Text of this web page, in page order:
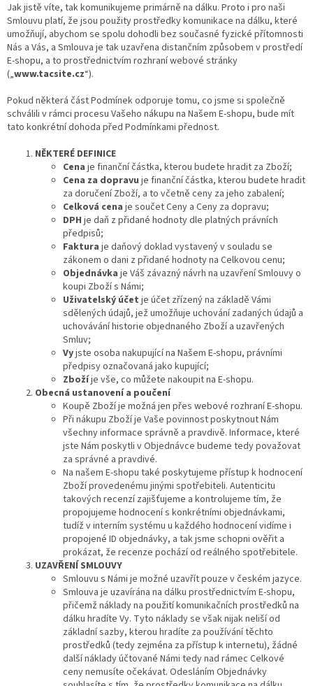
Jak jistě víte, tak komunikujeme primárně na dálku. Proto i pro naši
Smlouvu platí, že jsou použity prostředky komunikace na dálku, které
umožňují, abychom se spolu dohodli bez současné fyzické přítomnosti
Nás a Vás, a Smlouva je tak uzavřena distančním způsobem v prostředí
E-shopu, a to prostřednictvím rozhraní webové stránky
(„www.tacsite.cz“).
Pokud některá část Podmínek odporuje tomu, co jsme si společně
schválili v rámci procesu Vašeho nákupu na Našem E-shopu, bude mít
tato konkrétní dohoda před Podmínkami přednost.
NĚKTERÉ DEFINICE
Cena je finanční částka, kterou budete hradit za Zboží;
Cena za dopravu je finanční částka, kterou budete hradit
za doručení Zboží, a to včetně ceny za jeho zabalení;
Celková cena je součet Ceny a Ceny za dopravu;
DPH je daň z přidané hodnoty dle platných právních
předpisů;
Faktura je daňový doklad vystavený v souladu se
zákonem o dani z přidané hodnoty na Celkovou cenu;
Objednávka je Váš závazný návrh na uzavření Smlouvy o
koupi Zboží s Námi;
Uživatelský účet je účet zřízený na základě Vámi
sdělených údajů, jež umožňuje uchování zadaných údajů a
uchovávání historie objednaného Zboží a uzavřených
Smluv;
Vyjste osoba nakupující na Našem E-shopu, právními
předpisy označovaná jako kupující;
Zbožíje vše, co můžete nakoupit na E-shopu.
Obecná ustanovení a poučení
Koupě Zboží je možná jen přes webové rozhraní E-shopu.
Při nákupu Zboží je Vaše povinnost poskytnout Nám
všechny informace správně a pravdivě. Informace, které
jste Nám poskytli v Objednávce budeme tedy považovat
za správné a pravdivé.
Na našem E-shopu také poskytujeme přístup k hodnocení
Zboží provedenému jinými spotřebiteli. Autenticitu
takových recenzí zajišťujeme a kontrolujeme tím, že
propojujeme hodnocení s konkrétními objednávkami,
tudíž v interním systému u každého hodnocení vidíme i
propojené ID objednávky, a tak jsme schopni ověřit a
prokázat, že recenze pochází od reálného spotřebitele.
UZAVŘENÍ SMLOUVY
Smlouvu s Námi je možné uzavřít pouze v českém jazyce.
Smlouva je uzavírána na dálku prostřednictvím E-shopu,
přičemž náklady na použití komunikačních prostředků na
dálku hradíte Vy. Tyto náklady se však nijak neliší od
základní sazby, kterou hradíte za používání těchto
prostředků (tedy zejména za přístup k internetu), žádné
další náklady účtované Námi tedy nad rámec Celkové
ceny nemusíte očekávat. Odesláním Objednávky